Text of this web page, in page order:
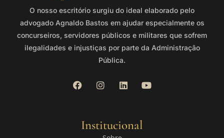
O nosso escritório surgiu do ideal elaborado pelo
advogado Agnaldo Bastos em ajudar especialmente os
concurseiros, servidores públicos e militares que sofrem
ilegalidades e injustiças por parte da Administração
Pública.
Institucional